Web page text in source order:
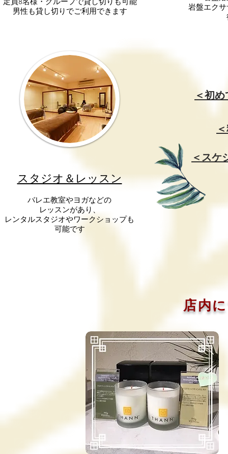
​定員8名様・グループで貸し切りも可能
​男性も貸し切りでご利用できます
岩盤エク
スタジオ＆レッスン
バレエ教室やヨガなどの
レッスンがあり、
レンタルスタジオやワークショップも
可能です
＜初
＜スケ
店内